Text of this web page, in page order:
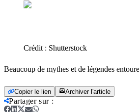
Crédit : Shutterstock
Beaucoup de mythes et de légendes
Copier le lien Archiver l'article
Partager sur: